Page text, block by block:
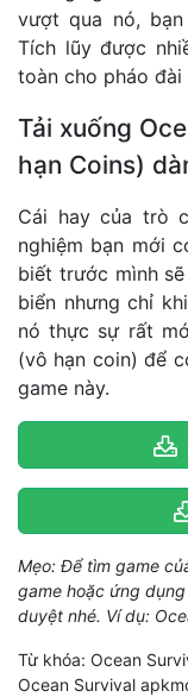
vượt qua nó,
Tích lũy được
toàn cho pháo
Tải xuống
hạn Coins)
Cái hay của trò
nghiệm bạn mới
biết trước mình
biển nhưng chỉ
nó thực sự rất
(vô hạn coin) để
game này.
Mẹo: Để tìm game
game hoặc ứng
duyệt nhé. Ví dụ:
Từ khóa: Ocean
Ocean Survival